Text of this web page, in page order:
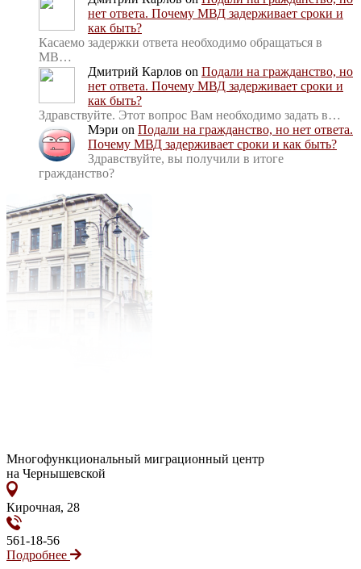
нет ответа. Почему МВД задерживает сроки и
как быть?
Касаемо задержки ответа необходимо обращаться в
МВ…
Дмитрий Карлов on Подали на гражданство, но
нет ответа. Почему МВД задерживает сроки и
как быть?
Здравствуйте. Этот вопрос Вам необходимо задать в…
Мэри on Подали на гражданство, но нет ответа.
Почему МВД задерживает сроки и как быть?
Здравствуйте, вы получили в итоге
гражданство?
Многофункциональный миграционный центр
на Чернышевской
Кирочная, 28
561-18-56
Подробнее